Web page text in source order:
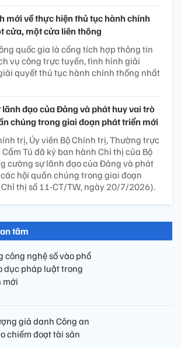
mới về thực hiện thủ tục hành chính
cửa, một cửa liên thông
quốc gia là cổng tích hợp thông tin
vụ công trực tuyến, tình hình giải
quyết thủ tục hành chính thống nhất
đạo của Đảng và phát huy vai trò
chúng trong giai đoạn phát triển mới
trị, Ủy viên Bộ Chính trị, Thường trực
Tú đã ký ban hành Chỉ thị của Bộ
cường sự lãnh đạo của Đảng và phát
hội quần chúng trong giai đoạn
thị số 11-CT/TW, ngày 20/7/2026).
tâm
công nghệ số vào phổ
dục pháp luật trong
mới
giả danh Công an
chiếm đoạt tài sản